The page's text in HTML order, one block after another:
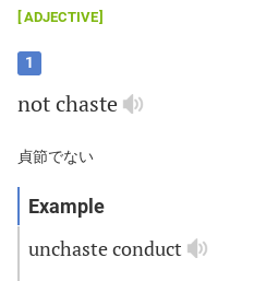
ADJECTIVE
1
notchaste
貞節でない
unchasteconduct